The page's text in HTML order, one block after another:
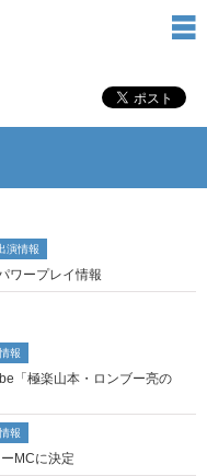
演情報
ワープレイ情報
報
「極楽山本・ロンブー亮の
報
MCに決定